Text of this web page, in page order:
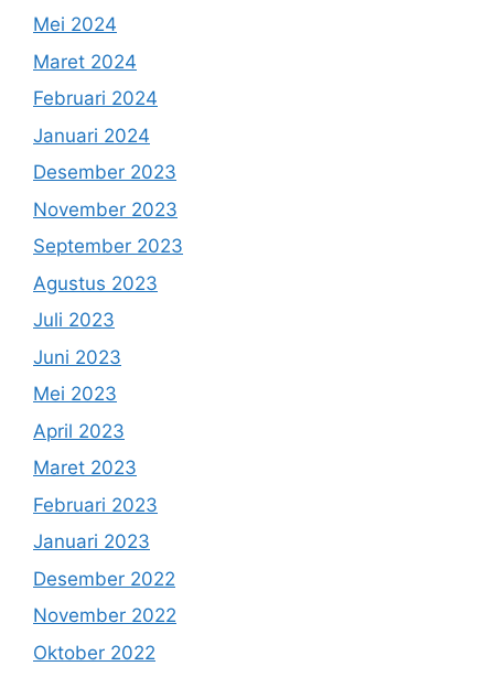
Mei 2024
Maret 2024
Februari 2024
Januari 2024
Desember 2023
November 2023
September 2023
Agustus 2023
Juli 2023
Juni 2023
Mei 2023
April 2023
Maret 2023
Februari 2023
Januari 2023
Desember 2022
November 2022
Oktober 2022